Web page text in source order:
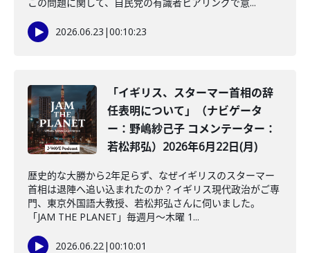
2026.06.23 |00:10:23
「イギリス、スターマー首相の辞
任表明について」（ナビゲータ
ー：野嶋紗己子 コメンテーター：
若松邦弘）2026年6月22日(月)
歴史的な大勝から2年足らず、なぜイギリスのスターマー
首相は退陣へ追い込まれたのか？イギリス現代政治がご専
門、東京外国語大教授、若松邦弘さんに伺いました。
「JAM THE PLANET」毎週月～木曜 1...
2026.06.22|00:10:01